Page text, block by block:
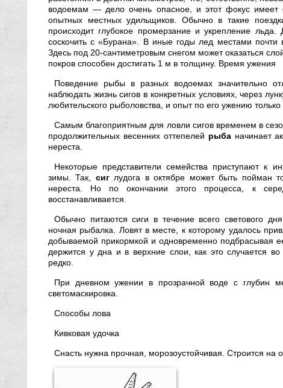
водоемам — дело очень опасное, и этот фокус имеет
опытных местных удильщиков. Обычно в такие
происходит глубокое промерзание и укрепление
соскочить с «Бурана». В иные годы лед местами почти
Здесь под 20-сантиметровым снегом может оказаться
покров способен достигать 1 м в толщину. Время ужения
Поведение рыбы в разных водоемах значительно
наблюдать жизнь сигов в конкретных условиях, через
любительского рыболовства, и опыт по его ужению только
Самым благоприятным для ловли сигов временем в
продолжительных весенних оттепелей рыбаначинает
нереста.
Некоторые представители семейства приступают к
зимы. Так, сиглудога в октябре может быть пойман
нереста. Но по окончании этого процесса, к
восстанавливается.
Обычно питаются сиги в течение всего светового
ночная рыбалка. Ловят в месте, к которому удалось
добываемой прикормкой и одновременно подбрасывая
держится у дна и в верхние слои, как это случается
редко.
При дневном ужении в прозрачной воде с глубин
светомаскировка.
Способы лова
Кивковая удочка
Снасть нужна прочная, морозоустойчивая. Строится на